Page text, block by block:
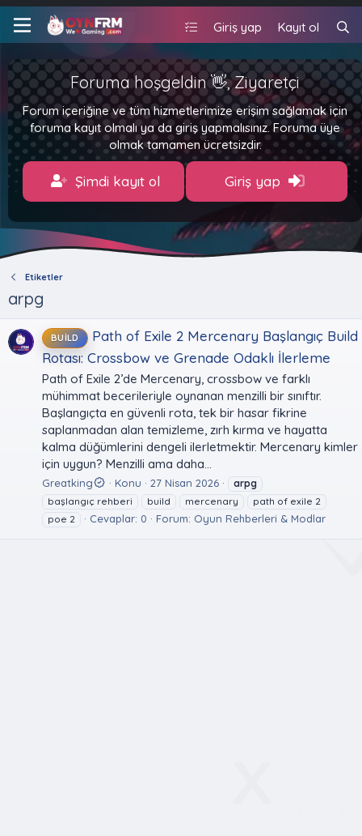
Giriş yap Kayıt ol
Foruma hoşgeldin 👋, Ziyaretçi
Forum içeriğine ve tüm hizmetlerimize erişim sağlamak için
foruma kayıt olmalı ya da giriş yapmalısınız. Foruma üye
olmak tamamen ücretsizdir.
Şimdi kayıt ol Giriş yap
Etiketler
arpg
BUILD
Path of Exile 2 Mercenary Başlangıç Build
Rotası: Crossbow ve Grenade Odaklı İlerleme
Path of Exile 2’de Mercenary, crossbow ve farklı
mühimmat becerileriyle oynanan menzilli bir sınıftır.
Başlangıçta en güvenli rota, tek bir hasar fikrine
saplanmadan alan temizleme, zırh kırma ve hayatta
kalma düğümlerini dengeli ilerletmektir. Mercenary kimler
için uygun? Menzilli ama daha...
Greatking Konu 27 Nisan 2026
arpg
başlangıç rehberi
build mercenary
path of exile 2
poe 2
Cevaplar: 0 Forum: Oyun Rehberleri & Modlar